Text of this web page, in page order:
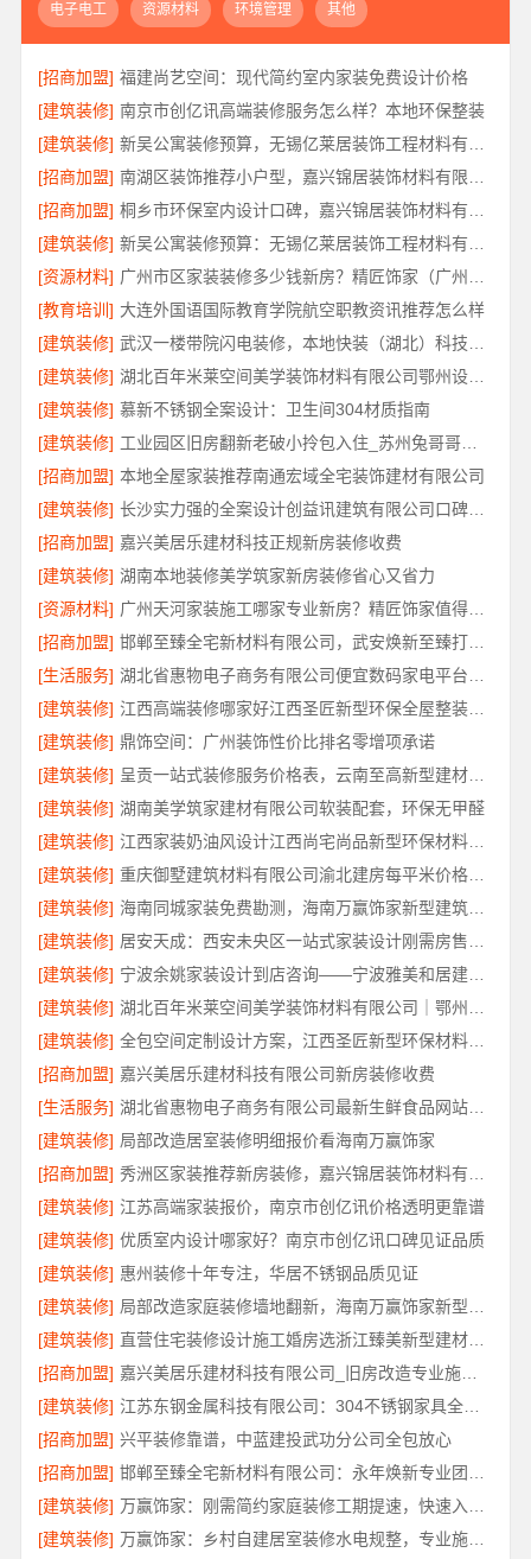
电子电工 资源材料 环境管理 其他
[招商加盟] 福建尚艺空间：现代简约室内家装免费设计价格
[建筑装修] 南京市创亿讯高端装修服务怎么样？本地环保整装
[建筑装修]
[招商加盟]
[招商加盟]
[建筑装修]
[资源材料]
[教育培训] 大连外国语国际教育学院航空职教资讯推荐怎么样
[建筑装修]
[建筑装修]
湖北百年米莱空间美学装饰材料有限公司鄂州设计装修实景案例
[建筑装修] 慕新不锈钢全案设计：卫生间304材质指南
[建筑装修]
工业园区旧房翻新老破小拎包入住_苏州兔哥哥智装
[招商加盟] 本地全屋家装推荐南通宏域全宅装饰建材有限公司
[建筑装修]
长沙实力强的全案设计创益讯建筑有限公司口碑保障
[招商加盟] 嘉兴美居乐建材科技正规新房装修收费
[建筑装修] 湖南本地装修美学筑家新房装修省心又省力
[资源材料]
广州天河家装施工哪家专业新房？精匠饰家值得推荐
[招商加盟]
邯郸至臻全宅新材料有限公司，武安焕新至臻打造零醛理想居所
[生活服务]
[建筑装修]
江西高端装修哪家好江西圣匠新型环保全屋整装服务
[建筑装修] 鼎饰空间：广州装饰性价比排名零增项承诺
[建筑装修]
呈贡一站式装修服务价格表，云南至高新型建材有限公司闭口合同
[建筑装修] 湖南美学筑家建材有限公司软装配套，环保无甲醛
[建筑装修]
江西家装奶油风设计江西尚宅尚品新型环保材料有限公司
[建筑装修]
重庆御墅建筑材料有限公司渝北建房每平米价格环保材料
[建筑装修]
海南同城家装免费勘测，海南万赢饰家新型建筑材料有限公司
[建筑装修]
[建筑装修]
宁波余姚家装设计到店咨询——宁波雅美和居建材科技有限公司
[建筑装修]
[建筑装修]
全包空间定制设计方案，江西圣匠新型环保材料有限公司
[招商加盟] 嘉兴美居乐建材科技有限公司新房装修收费
[生活服务]
湖北省惠物电子商务有限公司最新生鲜食品网站价格解读
[建筑装修] 局部改造居室装修明细报价看海南万赢饰家
[招商加盟]
[建筑装修] 江苏高端家装报价，南京市创亿讯价格透明更靠谱
[建筑装修] 优质室内设计哪家好？南京市创亿讯口碑见证品质
[建筑装修] 惠州装修十年专注，华居不锈钢品质见证
[建筑装修]
[建筑装修]
直营住宅装修设计施工婚房选浙江臻美新型建材有限公司
[招商加盟]
嘉兴美居乐建材科技有限公司_旧房改造专业施工口碑推荐
[建筑装修]
江苏东钢金属科技有限公司：304不锈钢家具全国地址
[招商加盟] 兴平装修靠谱，中蓝建投武功分公司全包放心
[招商加盟]
[建筑装修]
[建筑装修]
万赢饰家：乡村自建居室装修水电规整，专业施工保障